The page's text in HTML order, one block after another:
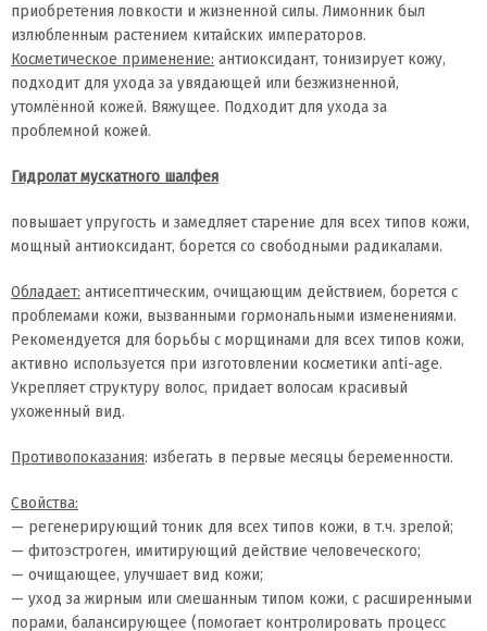
приобретения ловкости и жизненной силы. Лимонник был
излюбленным растением китайских императоров.
Косметическое применение: антиоксидант, тонизирует кожу,
подходит для ухода за увядающей или безжизненной,
утомлённой кожей. Вяжущее. Подходит для ухода за
проблемной кожей.
Гидролат мускатного шалфея
повышает упругость и замедляет старение для всех типов кожи,
мощный антиоксидант, борется со свободными радикалами.
Обладает: антисептическим, очищающим действием, борется с
проблемами кожи, вызванными гормональными изменениями.
Рекомендуется для борьбы с морщинами для всех типов кожи,
активно используется при изготовлении косметики anti-age.
Укрепляет структуру волос, придает волосам красивый
ухоженный вид.
Противопоказания: избегать в первые месяцы беременности.
Свойства:
— регенерирующий тоник для всех типов кожи, в т.ч. зрелой;
— фитоэстроген, имитирующий действие человеческого;
— очищающее, улучшает вид кожи;
— уход за жирным или смешанным типом кожи, с расширенными
порами, балансирующее (помогает контролировать процесс